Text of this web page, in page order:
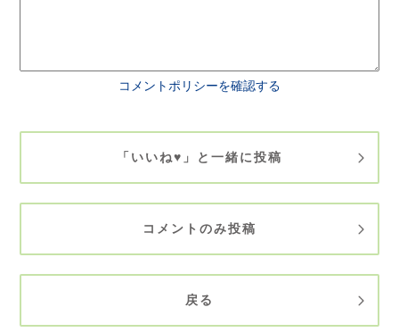
コメントポリシーを確認する
「いいね♥」と一緒に投稿
コメントのみ投稿
戻る